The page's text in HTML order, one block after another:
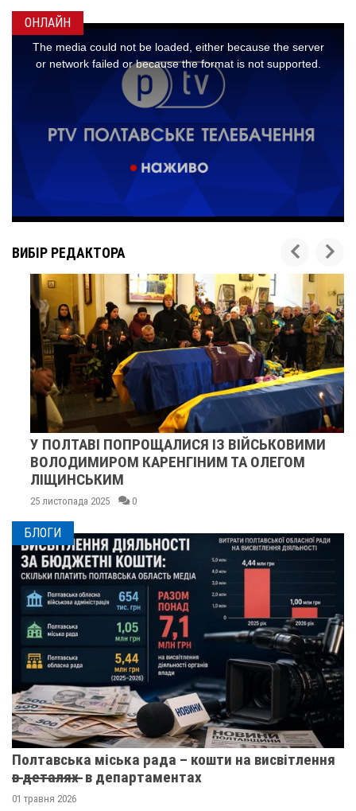
ОНЛАЙН
ВИБІР РЕДАКТОРА
У ПОЛТАВІ ПОПРОЩАЛИСЯ ІЗ ВІЙСЬКОВИМИ
ВОЛОДИМИРОМ КАРЕНГІНИМ ТА ОЛЕГОМ
ЛІЩИНСЬКИМ
25 листопада 2025
БЛОГИ
Полтавська міська рада – кошти на висвітлення
в̶ ̶д̶е̶т̶а̶л̶я̶х̶ ̶ в департаментах
01 травня 2026